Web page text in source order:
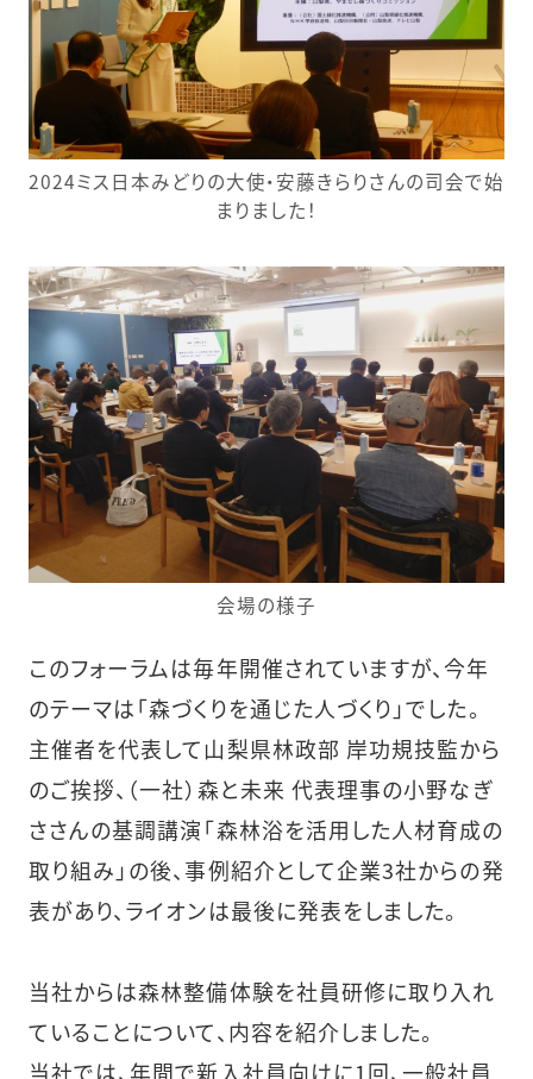
2024ミス日本みどりの大使・安藤きらりさんの司会で始
まりました！
会場の様子
このフォーラムは毎年開催されていますが、今年
のテーマは「森づくりを通じた人づくり」でした。
主催者を代表して山梨県林政部 岸功規技監から
のご挨拶、（一社）森と未来 代表理事の小野なぎ
ささんの基調講演「森林浴を活用した人材育成の
取り組み」の後、事例紹介として企業3社からの発
表があり、ライオンは最後に発表をしました。
当社からは森林整備体験を社員研修に取り入れ
ていることについて、内容を紹介しました。
当社では、年間で新入社員向けに1回、一般社員